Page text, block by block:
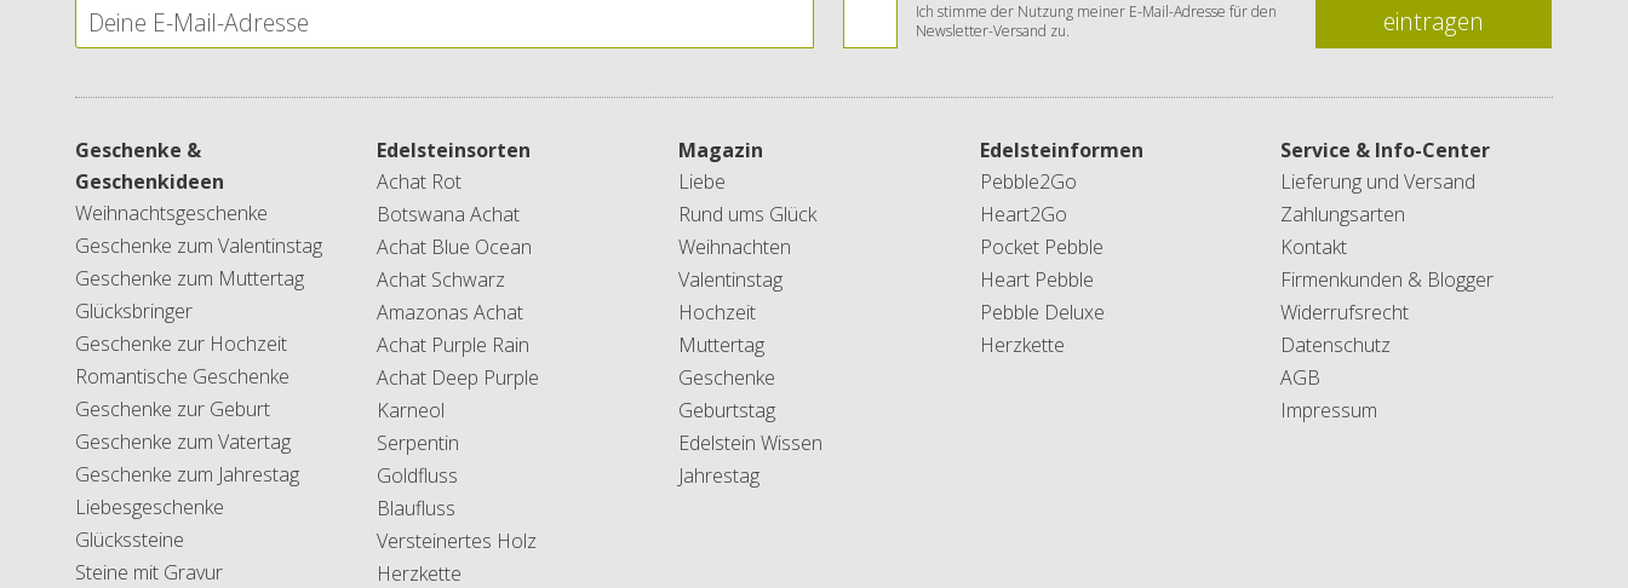
Ich stimme der Nutzung meiner E-Mail-Adresse für den
Newsletter-Versand zu.
eintragen
Geschenke &
Geschenkideen
Weihnachtsgeschenke
Geschenke zum Valentinstag
Geschenke zum Muttertag
Glücksbringer
Geschenke zur Hochzeit
Romantische Geschenke
Geschenke zur Geburt
Geschenke zum Vatertag
Geschenke zum Jahrestag
Liebesgeschenke
Glückssteine
Steine mit Gravur
Edelsteinsorten
Achat Rot
Botswana Achat
Achat Blue Ocean
Achat Schwarz
Amazonas Achat
Achat Purple Rain
Achat Deep Purple
Karneol
Serpentin
Goldfluss
Blaufluss
Versteinertes Holz
Herzkette
Magazin
Liebe
Rund ums Glück
Weihnachten
Valentinstag
Hochzeit
Muttertag
Geschenke
Geburtstag
Edelstein Wissen
Jahrestag
Edelsteinformen
Pebble2Go
Heart2Go
Pocket Pebble
Heart Pebble
Pebble Deluxe
Herzkette
Service & Info-Center
Lieferung und Versand
Zahlungsarten
Kontakt
Firmenkunden & Blogger
Widerrufsrecht
Datenschutz
AGB
Impressum